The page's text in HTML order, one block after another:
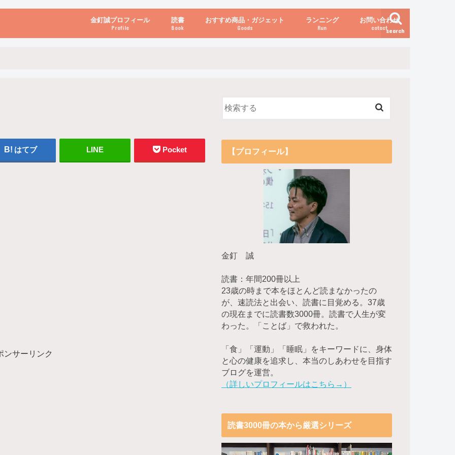
search
金釘誠プロフィール
Profile
読書
Book
おすすめ商品・ガジェット
Goods
ランニング
Run
お問い合わせ
cotact
はてブ LINE Pocket
ンサーリンク
【プロフィール】
金釘 誠
読書：年間200冊以上
23歳の時まで本をほとんど読まなかったの
が、速読法と出会い、読書に目覚める。37歳
の現在までに読書数3000冊。読書で人生が変
わった。「ことば」で救われた。
「食」「運動」「睡眠」をキーワードに、身体
と心の健康を追求し、本当のしあわせを目指す
ブログを運営。
（詳しいプロフィールはこちら→）
読書3000冊の本から厳選シリーズ